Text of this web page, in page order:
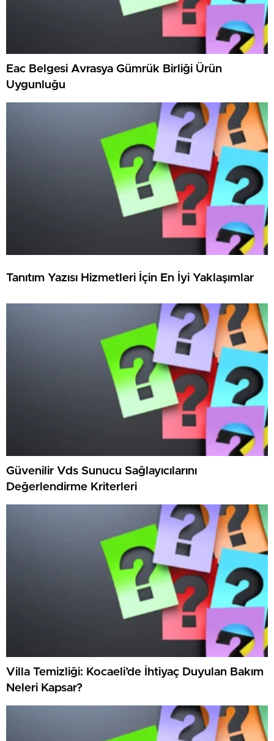
Eac Belgesi Avrasya Gümrük Birliği Ürün
Uygunluğu
Tanıtım Yazısı Hizmetleri İçin En İyi Yaklaşımlar
Güvenilir Vds Sunucu Sağlayıcılarını
Değerlendirme Kriterleri
Villa Temizliği: Kocaeli’de İhtiyaç Duyulan Bakım
Neleri Kapsar?